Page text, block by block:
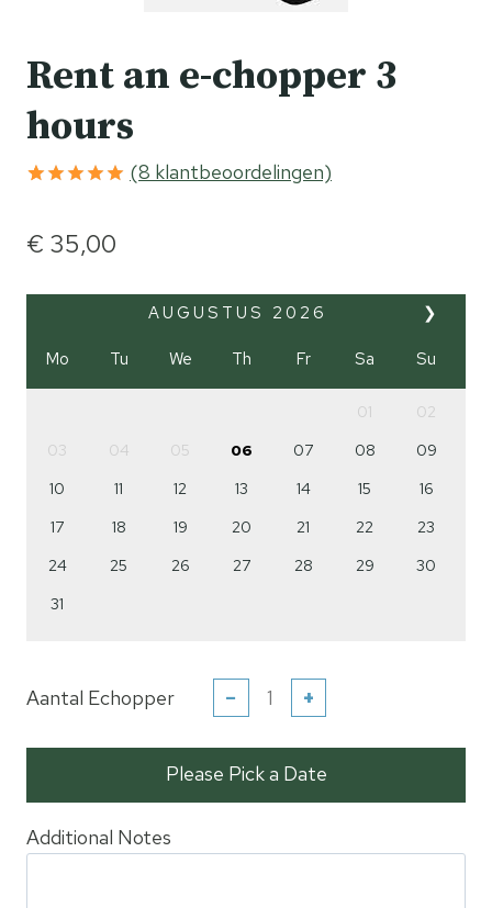
Rent an e-chopper 3
hours
gebaseerd
(8 klantbeoordelingen)
€ 35,00
❯
AUGUSTUS 2026
Mo Tu We Th Fr Sa Su
01
02
03
04 05 06 07 08
09
10
11 12 13 14 15
16
17
18 19 20 21 22
23
24
25 26 27 28 29
30
31
Aantal Echopper − +
Please Pick a Date
Additional Notes